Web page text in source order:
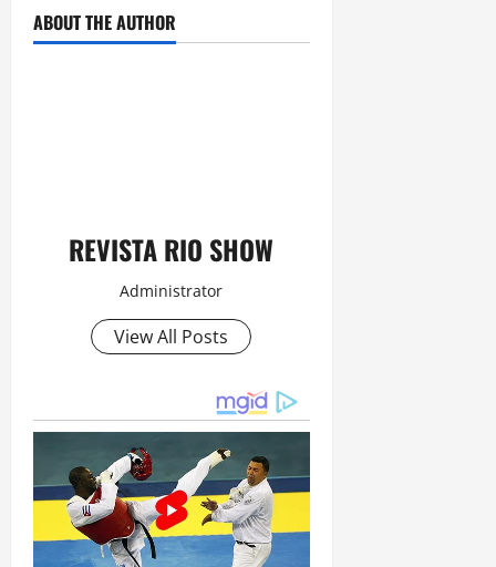
ABOUT THE AUTHOR
REVISTA RIO SHOW
Administrator
View All Posts